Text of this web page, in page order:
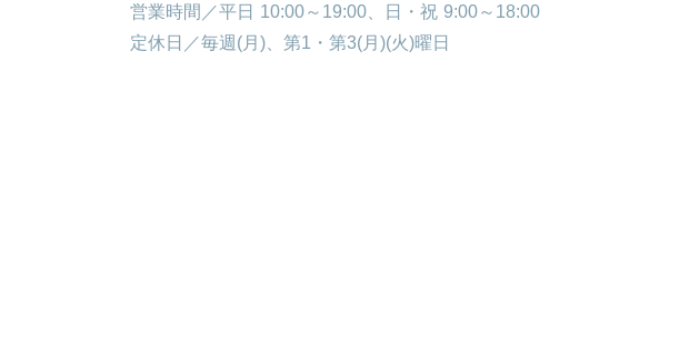
営業時間／平日 10:00～19:00、日・祝 9:00～18:00
定休日／毎週(月)、第1・第3(月)(火)曜日